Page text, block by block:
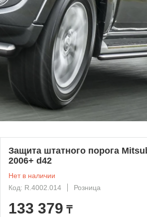
Защита штатного порога
2006+ d42
Нет в наличии
Код: R.4002.014
Розница
133 379 ₸